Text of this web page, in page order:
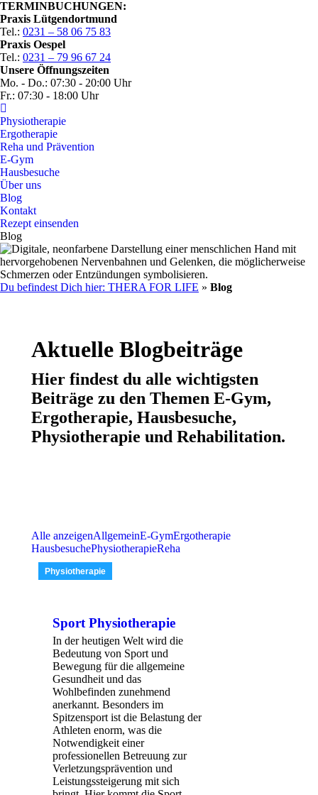
TERMINBUCHUNGEN:
Praxis Lütgendortmund
Tel.: 0231 – 58 06 75 83
Praxis Oespel
Tel.: 0231 – 79 96 67 24
Unsere Öffnungszeiten
Mo. - Do.: 07:30 - 20:00 Uhr
Fr.: 07:30 - 18:00 Uhr
Physiotherapie
Ergotherapie
Reha und Prävention
E-Gym
Hausbesuche
Über uns
Blog
Kontakt
Rezept einsenden
Blog
Du befindest Dich hier: THERA FOR LIFE » Blog
Aktuelle Blogbeiträge
Hier findest du alle wichtigsten
Beiträge zu den Themen E-Gym,
Ergotherapie, Hausbesuche,
Physiotherapie und Rehabilitation.
Alle anzeigenAllgemeinE-GymErgotherapie
HausbesuchePhysiotherapieReha
Physiotherapie
Sport Physiotherapie
In der heutigen Welt wird die
Bedeutung von Sport und
Bewegung für die allgemeine
Gesundheit und das
Wohlbefinden zunehmend
anerkannt. Besonders im
Spitzensport ist die Belastung der
Athleten enorm, was die
Notwendigkeit einer
professionellen Betreuung zur
Verletzungsprävention und
Leistungssteigerung mit sich